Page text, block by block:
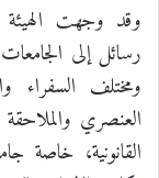
رسائل إلى الجامعات
ومختلف السفراء
العنصري
القانونية، خاصة